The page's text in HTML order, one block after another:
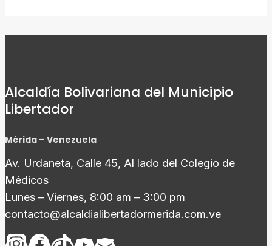
Alcaldía Bolivariana del Municipio
Libertador
Mérida – Venezuela
Av. Urdaneta, Calle 45, Al lado del Colegio de
Médicos
Lunes – Viernes, 8:00 am – 3:00 pm
contacto@alcaldialibertadormerida.com.ve